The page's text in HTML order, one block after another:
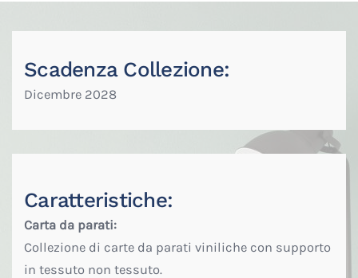
Scadenza Collezione:
Dicembre 2028
Caratteristiche:
Carta da parati:
Collezione di carte da parati viniliche con supporto
in tessuto non tessuto.